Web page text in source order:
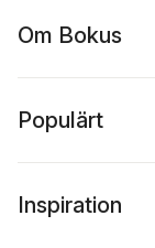
Om Bokus
Populärt
Inspiration